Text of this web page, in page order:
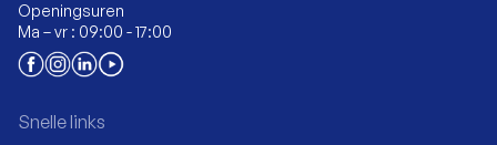
Openingsuren
Ma – vr : 09:00 - 17:00
Snelle links